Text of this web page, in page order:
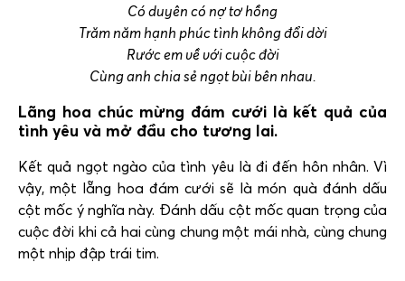
Có duyên có nợ tơ hồng
Trăm năm hạnh phúc tình không đổi dời
Rước em về với cuộc đời
Cùng anh chia sẻ ngọt bùi bên nhau.
Lãng hoa chúc mừng đám cưới là kết quả của
tình yêu và mở đầu cho tương lai.
Kết quả ngọt ngào của tình yêu là đi đến hôn nhân. Vì
vậy, một lẵng hoa đám cưới sẽ là món quà đánh dấu
cột mốc ý nghĩa này. Đánh dấu cột mốc quan trọng của
cuộc đời khi cả hai cùng chung một mái nhà, cùng chung
một nhịp đập trái tim.